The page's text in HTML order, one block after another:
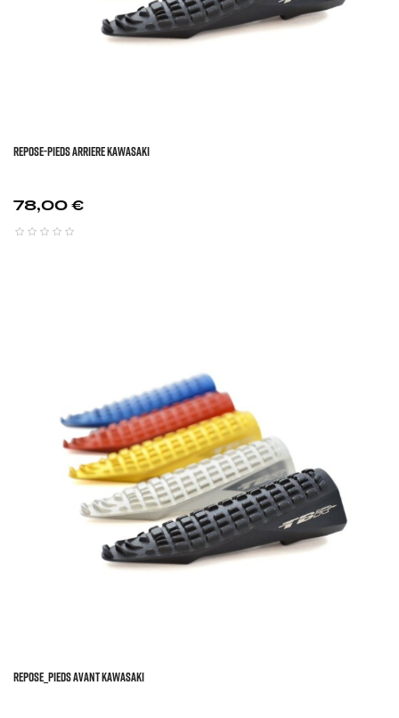
REPOSE-PIEDS ARRIERE KAWASAKI
Prix
78,00 €
REPOSE_PIEDS AVANT KAWASAKI